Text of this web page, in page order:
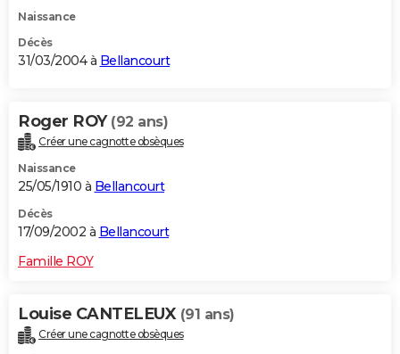
Naissance
Décès
31/03/2004 à Bellancourt
Roger ROY (92 ans)
Créer une cagnotte obsèques
Naissance
25/05/1910 à Bellancourt
Décès
17/09/2002 à Bellancourt
Famille ROY
Louise CANTELEUX (91 ans)
Créer une cagnotte obsèques